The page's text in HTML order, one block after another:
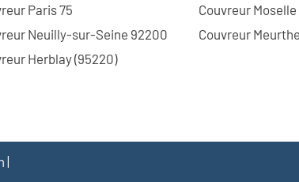
Paris 75
Neuilly-sur-Seine 92200
Herblay (95220)
Couvreur Moselle
Couvreur
|